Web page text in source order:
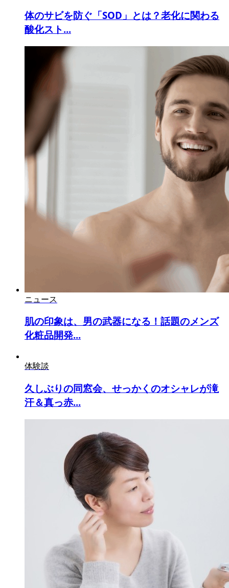
体のサビを防ぐ「SOD」とは？老化に関わる
酸化スト...
ニュース
肌の印象は、男の武器になる！話題のメンズ
化粧品開発...
体験談
久しぶりの同窓会、せっかくのオシャレが滝
汗＆真っ赤...